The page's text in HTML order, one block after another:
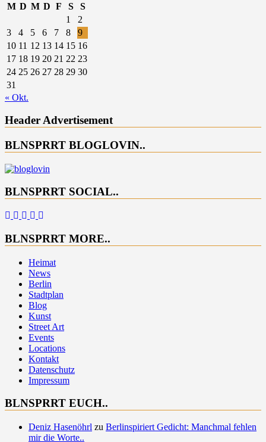
M D M D F S
S
1
2
3
4 5 6 7 8
9
10 11 12 13 14 15 16
17 18 19 20 21 22 23
24 25 26 27 28 29 30
31
« Okt.
Header Advertisement
BLNSPRRT BLOGLOVIN..
BLNSPRRT SOCIAL..
BLNSPRRT MORE..
Heimat
News
Berlin
Stadtplan
Blog
Kunst
Street Art
Events
Locations
Kontakt
Datenschutz
Impressum
BLNSPRRT EUCH..
Deniz Hasenöhrl zu Berlinspiriert Gedicht: Manchmal fehlen
mir die Worte..